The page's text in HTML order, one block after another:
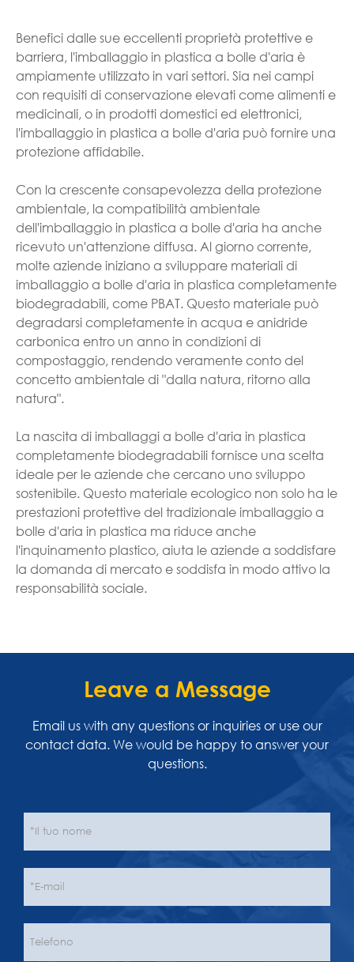
Benefici dalle sue eccellenti proprietà protettive e
barriera, l'imballaggio in plastica a bolle d'aria è
ampiamente utilizzato in vari settori. Sia nei campi
con requisiti di conservazione elevati come alimenti e
medicinali, o in prodotti domestici ed elettronici,
l'imballaggio in plastica a bolle d'aria può fornire una
protezione affidabile.
Con la crescente consapevolezza della protezione
ambientale, la compatibilità ambientale
dell'imballaggio in plastica a bolle d'aria ha anche
ricevuto un'attenzione diffusa. Al giorno corrente,
molte aziende iniziano a sviluppare materiali di
imballaggio a bolle d'aria in plastica completamente
biodegradabili, come PBAT. Questo materiale può
degradarsi completamente in acqua e anidride
carbonica entro un anno in condizioni di
compostaggio, rendendo veramente conto del
concetto ambientale di "dalla natura, ritorno alla
natura".
La nascita di imballaggi a bolle d'aria in plastica
completamente biodegradabili fornisce una scelta
ideale per le aziende che cercano uno sviluppo
sostenibile. Questo materiale ecologico non solo ha le
prestazioni protettive del tradizionale imballaggio a
bolle d'aria in plastica ma riduce anche
l'inquinamento plastico, aiuta le aziende a soddisfare
la domanda di mercato e soddisfa in modo attivo la
responsabilità sociale.
Leave a Message
Email us with any questions or inquiries or use our
contact data. We would be happy to answer your
questions.